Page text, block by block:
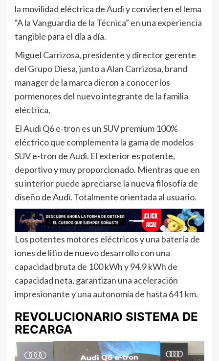
la movilidad eléctrica de Audi y convierten el lema
“A la Vanguardia de la Técnica” en una experiencia
tangible para el día a día.
Miguel Carrizosa, presidente y director gerente
del Grupo Diesa, junto a Alan Carrizosa, brand
manager de la marca dieron a conocer los
pormenores del nuevo integrante de la familia
eléctrica.
El Audi Q6 e-tron es un SUV premium 100%
eléctrico que complementa la gama de modelos
SUV e-tron de Audi. El exterior es potente,
deportivo y muy proporcionado. Mientras que en
su interior puede apreciarse la nueva filosofía de
diseño de Audi. Totalmente orientada al usuario.
Los potentes motores eléctricos y una batería de
iones de litio de nuevo desarrollo con una
capacidad bruta de 100 kWh y 94.9 kWh de
capacidad neta, garantizan una aceleración
impresionante y una autonomía de hasta 641 km.
REVOLUCIONARIO SISTEMA DE
RECARGA